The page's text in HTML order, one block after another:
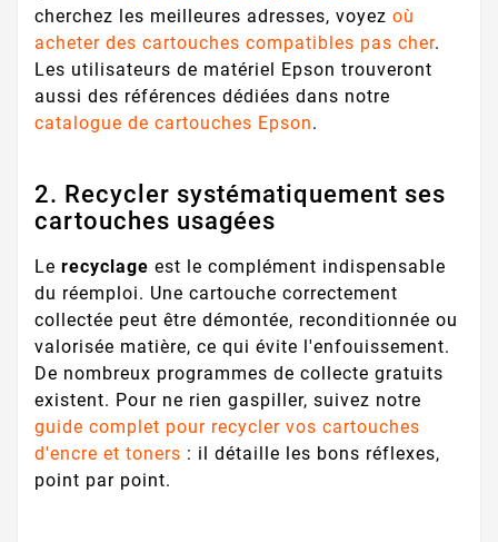
cherchez les meilleures adresses, voyez où
acheter des cartouches compatibles pas cher.
Les utilisateurs de matériel Epson trouveront
aussi des références dédiées dans notre
catalogue de cartouches Epson.
2. Recycler systématiquement ses
cartouches usagées
Le recyclage est le complément indispensable
du réemploi. Une cartouche correctement
collectée peut être démontée, reconditionnée ou
valorisée matière, ce qui évite l'enfouissement.
De nombreux programmes de collecte gratuits
existent. Pour ne rien gaspiller, suivez notre
guide complet pour recycler vos cartouches
d'encre et toners : il détaille les bons réflexes,
point par point.